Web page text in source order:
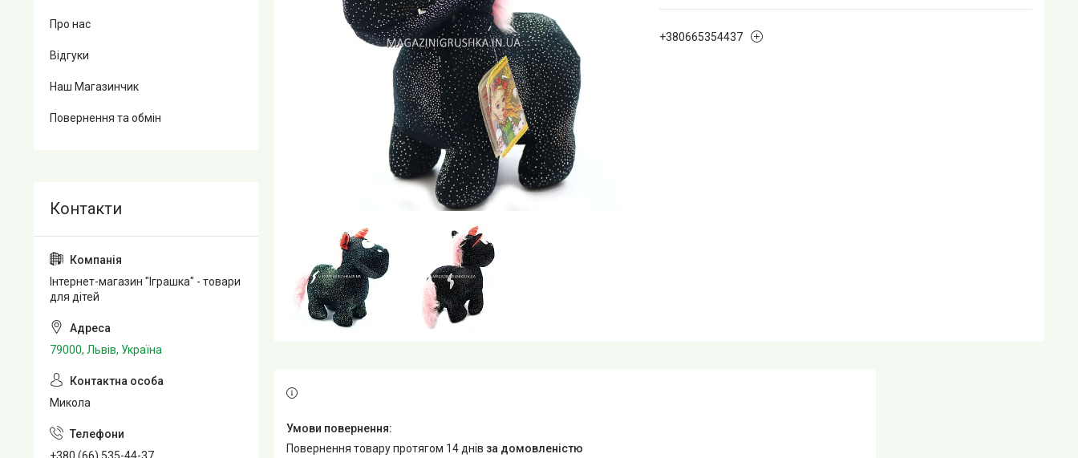
+380665354437
повернення товару протягом 14 днів за домовленістю
Про нас
Відгуки
Наш Магазинчик
Повернення та обмін
Інтернет-магазин "Іграшка" - товари
для дітей
79000, Львів, Україна
Микола
+380 (66) 535-44-37